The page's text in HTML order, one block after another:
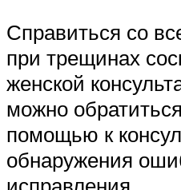
Справиться со
при трещинах
женской
можно
помощью к
обнаружения